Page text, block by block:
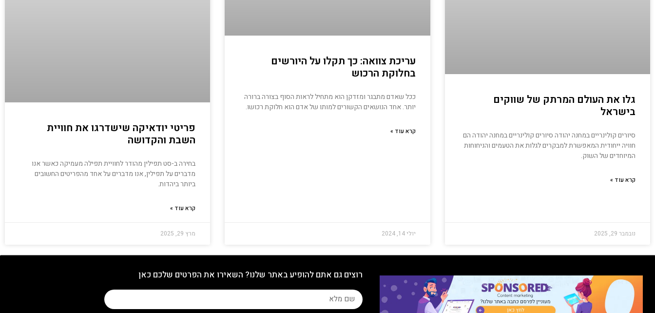
גלו את העולם המרתק של שווקים
בישראל
סיורים קולינריים במחנה יהודה סיורים קולינריים במחנה יהודה הם
חוויה ייחודית המאפשרת למבקרים לגלות את הטעמים והניחוחות
המיוחדים של השוק.
קרא עוד »
נובמבר 29, 2025
עריכת צוואה: כך תקלו על היורשים
בחלוקת הרכוש
ככל שאדם מתבגר ומזדקן הוא מתחיל לראות הסוף בצורה ברורה
יותר. אחד הנושאים הקשורים למותו של אדם הוא חלוקת רכושו.
קרא עוד »
יולי 14, 2024
פריטי יודאיקה שישדרגו את חוויית
השבת והקדושה
בחירה ב-סט תפילין מהודר לחוויית תפילה מעמיקה כאשר אנו
מדברים על תפילין, אנו מדברים על אחד מהפריטים החשובים
ביותר ביהדות.
קרא עוד »
מרץ 29, 2025
רוצים גם אתם להופיע באתר שלנו? השאירו את הפרטים שלכם כאן